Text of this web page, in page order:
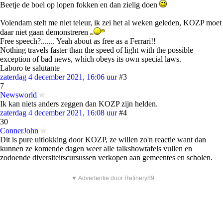
Beetje de boel op lopen fokken en dan zielig doen
Volendam stelt me niet teleur, ik zei het al weken geleden, KOZP moet
daar niet gaan demonstreren
Free speech?....... Yeah about as free as a Ferrari!!
Nothing travels faster than the speed of light with the possible
exception of bad news, which obeys its own special laws.
Laboro te salutante
zaterdag 4 december 2021, 16:06 uur #3
7
Newsworld
Ik kan niets anders zeggen dan KOZP zijn helden.
zaterdag 4 december 2021, 16:08 uur #4
30
ConnerJohn
Dit is pure uitlokking door KOZP, ze willen zo'n reactie want dan
kunnen ze komende dagen weer alle talkshowtafels vullen en
zodoende diversiteitscursussen verkopen aan gemeentes en scholen.
▼ Advertentie door Refinery89